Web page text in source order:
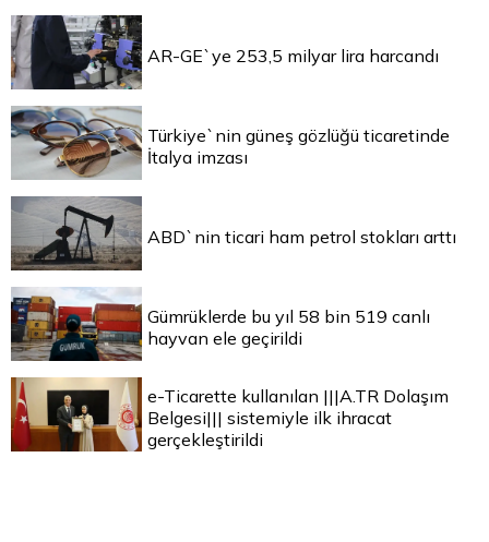
AR-GE`ye 253,5 milyar lira harcandı
Türkiye`nin güneş gözlüğü ticaretinde
İtalya imzası
ABD`nin ticari ham petrol stokları arttı
Gümrüklerde bu yıl 58 bin 519 canlı
hayvan ele geçirildi
e-Ticarette kullanılan |||A.TR Dolaşım
Belgesi||| sistemiyle ilk ihracat
gerçekleştirildi